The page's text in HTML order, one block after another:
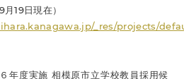
19日現在）
_res/projects/
年度実施 相模原市立学校教員採用候